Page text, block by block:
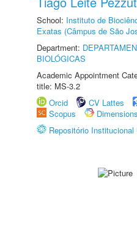
School: Instituto de
Exatas (Câmpus de São
Department:
BIOLÓGICAS
Academic Appointment
title: MS-3.2
Orcid
CV Lattes
Scopus
Dimensions
Repositório Institucional